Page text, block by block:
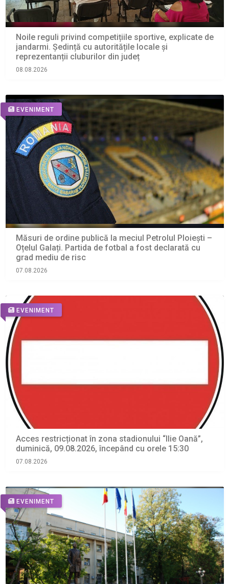
Noile reguli privind competițiile sportive, explicate de
jandarmi. Ședință cu autoritățile locale și
reprezentanții cluburilor din județ
08.08.2026
EVENIMENT
Măsuri de ordine publică la meciul Petrolul Ploiești –
Oțelul Galați. Partida de fotbal a fost declarată cu
grad mediu de risc
07.08.2026
EVENIMENT
Acces restricționat în zona stadionului “Ilie Oană”,
duminică, 09.08.2026, începând cu orele 15:30
07.08.2026
EVENIMENT